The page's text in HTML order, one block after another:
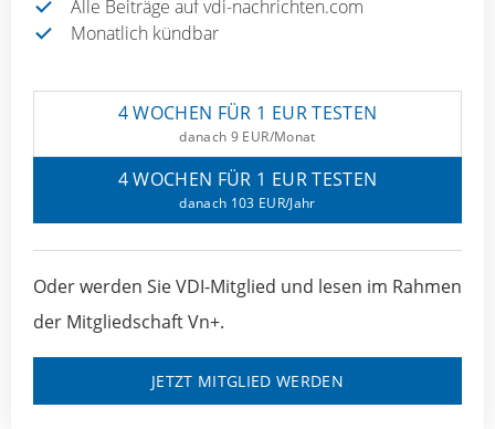
Alle Beiträge auf vdi-nachrichten.com
Monatlich kündbar
4 WOCHEN FÜR 1 EUR TESTEN
danach 9 EUR/Monat
4 WOCHEN FÜR 1 EUR TESTEN
danach 103 EUR/Jahr
Oder werden Sie VDI-Mitglied und lesen im Rahmen
der Mitgliedschaft Vn+.
JETZT MITGLIED WERDEN